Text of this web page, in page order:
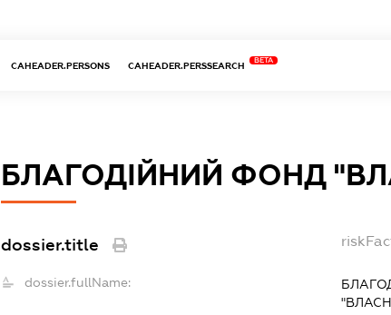
CAHEADER.PERSONS CAHEADER.PERSSEARCH
BETA
БЛАГОДІЙНИЙ ФОНД
dossier.title
dossier.fullName: